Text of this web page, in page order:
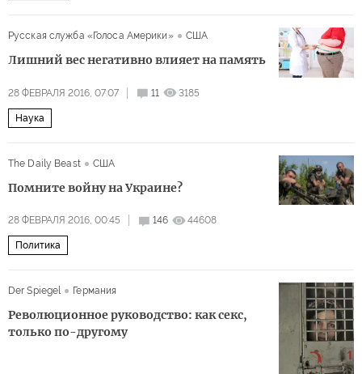
Русская служба «Голоса Америки» США
Лишний вес негативно влияет на память
28 ФЕВРАЛЯ 2016, 07:07 11 3185
Наука
The Daily Beast США
Помните войну на Украине?
28 ФЕВРАЛЯ 2016, 00:45 146 44608
Политика
Der Spiegel Германия
Революционное руководство: как секс,
только по-другому